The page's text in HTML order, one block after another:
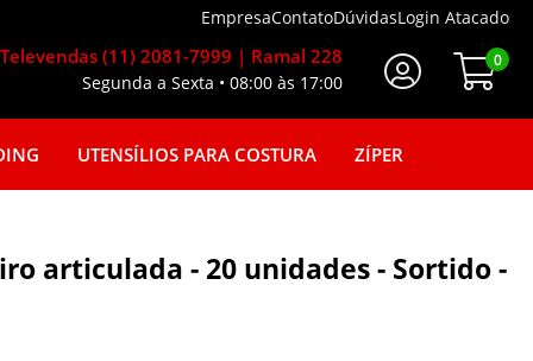
EmpresaContatoDúvidasLogin Atacado
0
Televendas (11) 2081-7999 | Ramal 228
Segunda a Sexta • 08:00 às 17:00
UTENSÍLIOS PARA COSTURA ZÍPER
articulada - 20 unidades - Sortido -